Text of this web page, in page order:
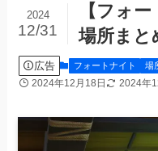
【フォ
場所まと
2024
12/31
広告 フォートナイト 場
2024年12月18日 2024年